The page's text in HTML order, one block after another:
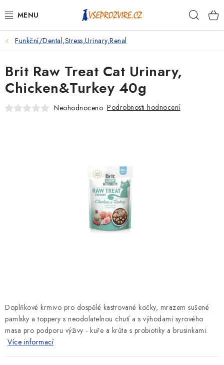
na
PSI
KOČKY
KONĚ
KRÁLÍCI/HLODAVCI/PTÁCI
Funkční/Dental,Stress,Urinary,Renal
Doplňkové krmivo pro dospělé kastrované kočky, mrazem sušené
pamlsky a toppery s neodolatelnou chutí a s výhodami syrového
masa pro podporu výživy - kuře a krůta s probiotiky a brusinkami.
Více informací
Brit Raw Treat Cat Urinary,
Chicken&Turkey 40g
Neohodnoceno Podrobnosti hodnocení